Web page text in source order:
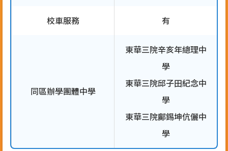
校車服務 有
同區辦學團體中學
東華三院辛亥年總理中
學
東華三院邱子田紀念中
學
東華三院鄺錫坤伉儷中
學